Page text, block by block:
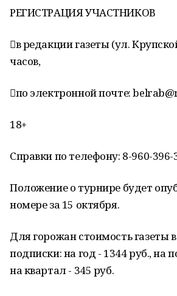
РЕГИСТРАЦИЯ УЧАСТНИКОВ
в редакции газеты (ул.
часов,
по электронной почте:
18+
Справки по телефону: 8-960-396-
Положение о турнире будет
номере за 15 октября.
Для горожан стоимость газеты
подписки: на год - 1344 руб., на
на квартал - 345 руб.